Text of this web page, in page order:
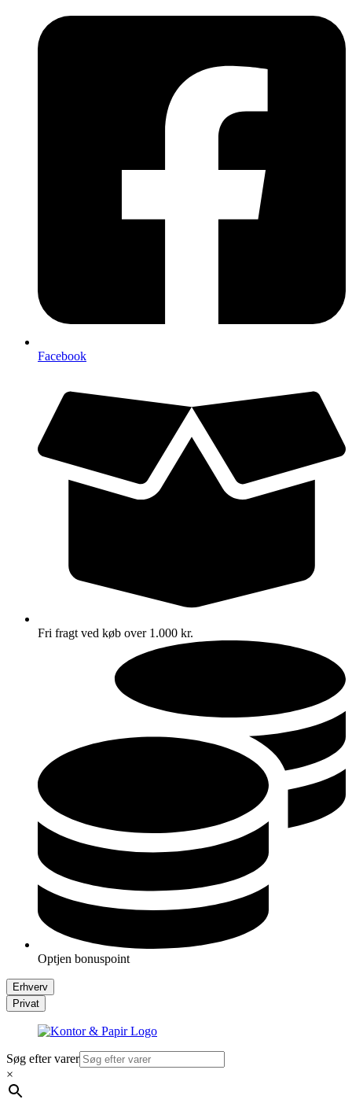
Facebook
Fri fragt ved køb over 1.000 kr.
Optjen bonuspoint
Erhverv
Privat
Søg efter varer
×